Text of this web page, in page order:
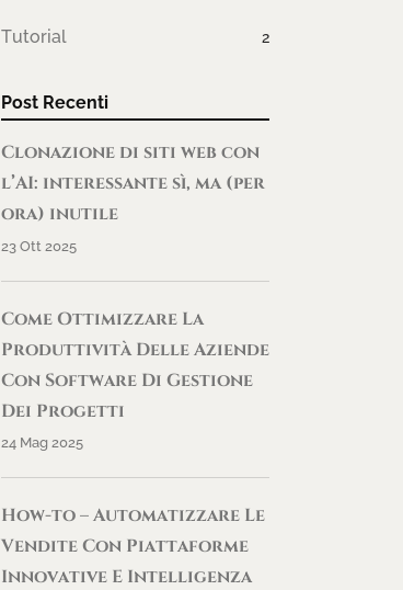
Tutorial 2
Post Recenti
Clonazione di siti web con
l’AI: interessante sì, ma (per
ora) inutile
23 Ott 2025
Come Ottimizzare La
Produttività Delle Aziende
Con Software Di Gestione
Dei Progetti
24 Mag 2025
How-to – Automatizzare Le
Vendite Con Piattaforme
Innovative E Intelligenza